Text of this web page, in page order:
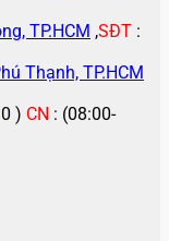
TP.HCM ,SĐT :
Thạnh, TP.HCM
) CN : (08:00-